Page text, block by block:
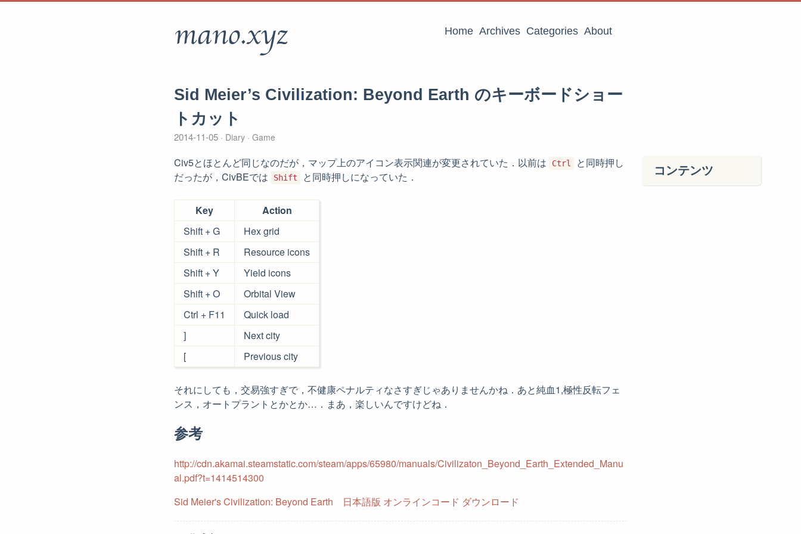
mano.xyz Home Archives Categories About
Sid Meier’s Civilization: Beyond Earth のキーボードショー
トカット
2014-11-05 Diary Game
コンテンツ
Civ5とほとんど同じなのだが，マップ上のアイコン表示関連が変更されていた．以前は Ctrl
と同時押し
だったが，CivBEでは
Shift と同時押しになっていた．
Key
Action
Shift + G
Hex grid
Shift + R
Resource icons
Shift + Y
Yield icons
Shift + O
Orbital View
Ctrl + F11
Quick load
]
Next city
[
Previous city
それにしても，交易強すぎで，不健康ペナルティなさすぎじゃありませんかね．あと純血1,極性反転フェ
ンス，オートプラントとかとか…．まあ，楽しいんですけどね．
参考
http://cdn.akamai.steamstatic.com/steam/apps/65980/manuals/Civilizaton_Beyond_Earth_Extended_Manu
al.pdf?t=1414514300
Sid Meier's Civilization: Beyond Earth 日本語版 オンラインコード ダウンロード